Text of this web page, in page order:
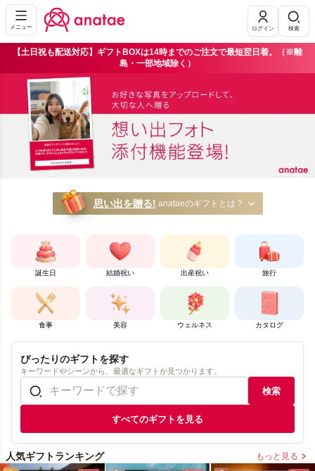
メニュー ログイン 検索
【土日祝も配送対応】ギフトBOXは14時までのご注文で最短翌日着。（※離
島・一部地域除く）
モノではなく「体験」を贈る｜体験ギフト・カタログギフト
思い出を贈る! anataeのギフトとは？
誕生日 結婚祝い 出産祝い 旅行
食事 美容 ウェルネス カタログ
ぴったりのギフトを探す
キーワードやシーンから、最適なギフトが見つかります。
検索
すべてのギフトを見る
人気ギフトランキング
もっと見る